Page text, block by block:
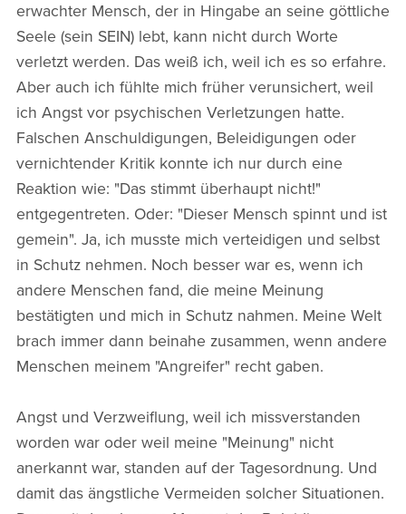
erwachter Mensch, der in Hingabe an seine göttliche
Seele (sein SEIN) lebt, kann nicht durch Worte
verletzt werden. Das weiß ich, weil ich es so erfahre.
Aber auch ich fühlte mich früher verunsichert, weil
ich Angst vor psychischen Verletzungen hatte.
Falschen Anschuldigungen, Beleidigungen oder
vernichtender Kritik konnte ich nur durch eine
Reaktion wie: "Das stimmt überhaupt nicht!"
entgegentreten. Oder: "Dieser Mensch spinnt und ist
gemein". Ja, ich musste mich verteidigen und selbst
in Schutz nehmen. Noch besser war es, wenn ich
andere Menschen fand, die meine Meinung
bestätigten und mich in Schutz nahmen. Meine Welt
brach immer dann beinahe zusammen, wenn andere
Menschen meinem "Angreifer" recht gaben.
Angst und Verzweiflung, weil ich missverstanden
worden war oder weil meine "Meinung" nicht
anerkannt war, standen auf der Tagesordnung. Und
damit das ängstliche Vermeiden solcher Situationen.